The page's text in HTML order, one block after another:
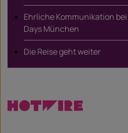
Ehrliche Kommunikation
Days München
Die Reise geht weiter